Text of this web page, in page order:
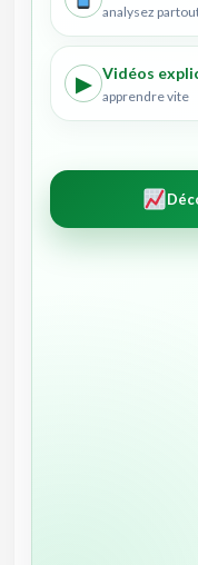
analysez
▶ Vidéos
apprendre vite